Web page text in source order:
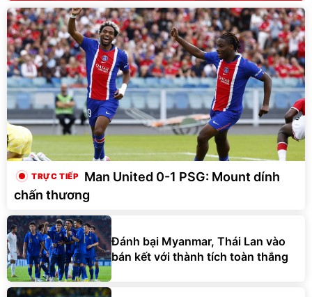
Man United 0-1 PSG: Mount dính
chấn thương
Đánh bại Myanmar, Thái Lan vào
bán kết với thành tích toàn thắng